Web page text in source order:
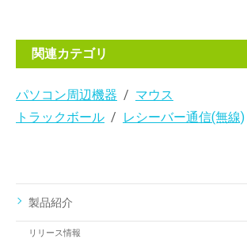
関連カテゴリ
パソコン周辺機器
マウス
トラックボール
レシーバー通信(無線)
製品紹介
リリース情報